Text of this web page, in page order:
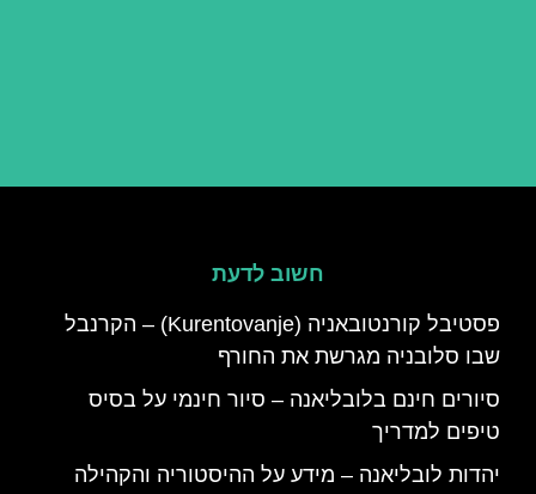
חשוב לדעת
פסטיבל קורנטובאניה (Kurentovanje) – הקרנבל
שבו סלובניה מגרשת את החורף
סיורים חינם בלובליאנה – סיור חינמי על בסיס
טיפים למדריך
יהדות לובליאנה – מידע על ההיסטוריה והקהילה